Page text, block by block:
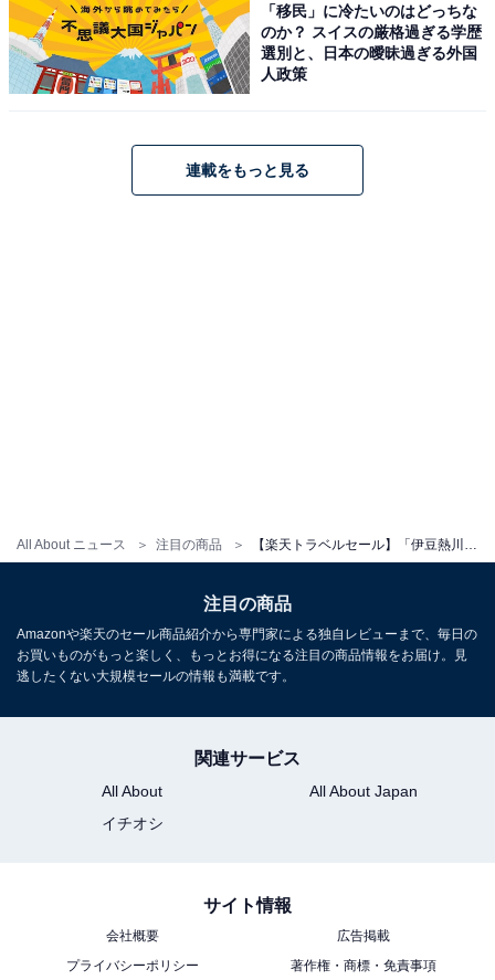
All About ニュース 注目の商品
こちらもおすすめ
【楽天トラベル温泉SALE】「箱根仙石原プリン
スホテル」が今だけ特別価格に！箱根の自然に
「移民」に冷たいのはどっちな
のか？ スイスの厳格過ぎる学歴
選別と、日本の曖昧過ぎる外国
人政策
連載をもっと見る
注目の商品
Amazonや楽天のセール商品紹介から専門家による独自レビューまで、毎日の
お買いものがもっと楽しく、もっとお得になる注目の商品情報をお届け。見
逃したくない大規模セールの情報も満載です。
関連サービス
All About
All About Japan
イチオシ
サイト情報
会社概要
広告掲載
プライバシーポリシー
著作権・商標・免責事項